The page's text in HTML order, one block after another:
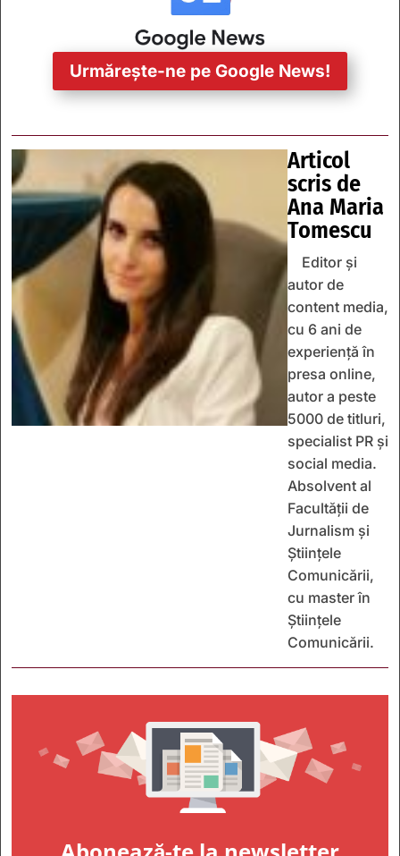
Urmărește-ne pe Google News!
Articol
scris de
Ana Maria
Tomescu
Editor și
autor de
content media,
cu 6 ani de
experiență în
presa online,
autor a peste
5000 de titluri,
specialist PR și
social media.
Absolvent al
Facultății de
Jurnalism și
Științele
Comunicării,
cu master în
Științele
Comunicării.